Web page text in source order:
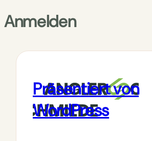
Anmelden
Präsentiert von
WordPress